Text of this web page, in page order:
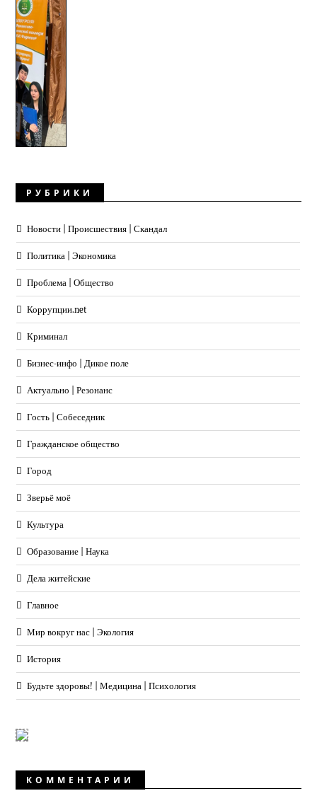
РУБРИКИ
Новости | Происшествия | Скандал
Политика | Экономика
Проблема | Общество
Коррупции.net
Криминал
Бизнес-инфо | Дикое поле
Актуально | Резонанс
Гость | Собеседник
Гражданское общество
Город
Зверьё моё
Культура
Образование | Наука
Дела житейские
Главное
Мир вокруг нас | Экология
История
Будьте здоровы! | Медицина | Психология
КОММЕНТАРИИ